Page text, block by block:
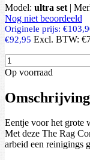
Model: ultra set |
Nog niet beoordeeld
Originele prijs:
€92,95 Excl. BTW:
Op voorraad
Omschrijving
Eentje voor het grote
Met deze The Rag
arbeid een reinigings